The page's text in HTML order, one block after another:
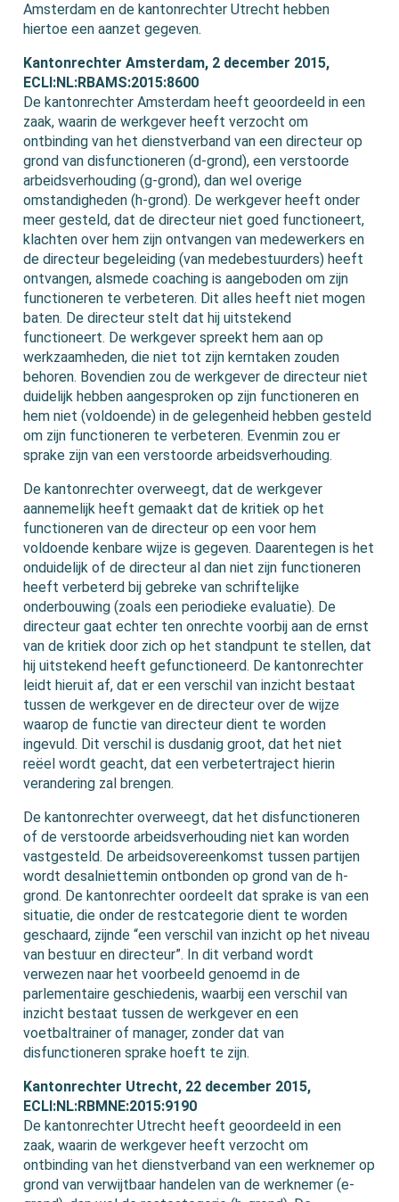
Amsterdam en de kantonrechter Utrecht hebben
hiertoe een aanzet gegeven.
Kantonrechter Amsterdam, 2 december 2015,
ECLI:NL:RBAMS:2015:8600
De kantonrechter Amsterdam heeft geoordeeld in een
zaak, waarin de werkgever heeft verzocht om
ontbinding van het dienstverband van een directeur op
grond van disfunctioneren (d-grond), een verstoorde
arbeidsverhouding (g-grond), dan wel overige
omstandigheden (h-grond). De werkgever heeft onder
meer gesteld, dat de directeur niet goed functioneert,
klachten over hem zijn ontvangen van medewerkers en
de directeur begeleiding (van medebestuurders) heeft
ontvangen, alsmede coaching is aangeboden om zijn
functioneren te verbeteren. Dit alles heeft niet mogen
baten. De directeur stelt dat hij uitstekend
functioneert. De werkgever spreekt hem aan op
werkzaamheden, die niet tot zijn kerntaken zouden
behoren. Bovendien zou de werkgever de directeur niet
duidelijk hebben aangesproken op zijn functioneren en
hem niet (voldoende) in de gelegenheid hebben gesteld
om zijn functioneren te verbeteren. Evenmin zou er
sprake zijn van een verstoorde arbeidsverhouding.
De kantonrechter overweegt, dat de werkgever
aannemelijk heeft gemaakt dat de kritiek op het
functioneren van de directeur op een voor hem
voldoende kenbare wijze is gegeven. Daarentegen is het
onduidelijk of de directeur al dan niet zijn functioneren
heeft verbeterd bij gebreke van schriftelijke
onderbouwing (zoals een periodieke evaluatie). De
directeur gaat echter ten onrechte voorbij aan de ernst
van de kritiek door zich op het standpunt te stellen, dat
hij uitstekend heeft gefunctioneerd. De kantonrechter
leidt hieruit af, dat er een verschil van inzicht bestaat
tussen de werkgever en de directeur over de wijze
waarop de functie van directeur dient te worden
ingevuld. Dit verschil is dusdanig groot, dat het niet
reëel wordt geacht, dat een verbetertraject hierin
verandering zal brengen.
De kantonrechter overweegt, dat het disfunctioneren
of de verstoorde arbeidsverhouding niet kan worden
vastgesteld. De arbeidsovereenkomst tussen partijen
wordt desalniettemin ontbonden op grond van de h-
grond. De kantonrechter oordeelt dat sprake is van een
situatie, die onder de restcategorie dient te worden
geschaard, zijnde “een verschil van inzicht op het niveau
van bestuur en directeur”. In dit verband wordt
verwezen naar het voorbeeld genoemd in de
parlementaire geschiedenis, waarbij een verschil van
inzicht bestaat tussen de werkgever en een
voetbaltrainer of manager, zonder dat van
disfunctioneren sprake hoeft te zijn.
Kantonrechter Utrecht, 22 december 2015,
ECLI:NL:RBMNE:2015:9190
De kantonrechter Utrecht heeft geoordeeld in een
zaak, waarin de werkgever heeft verzocht om
ontbinding van het dienstverband van een werknemer op
grond van verwijtbaar handelen van de werknemer (e-